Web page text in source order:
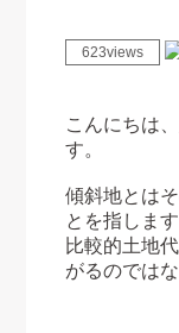
623views
こんにちは
す。
傾斜地とは
とを指します
比較的土地
がるのでは